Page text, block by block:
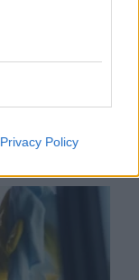
Privacy Policyne söpörd a